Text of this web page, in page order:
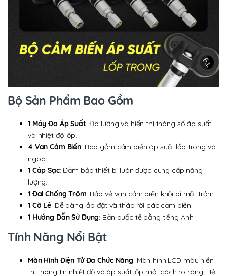
Bộ Sản Phẩm Bao Gồm
1 Máy Đo Áp Suất: Đo lường và hiển thị thông số áp suất
và nhiệt độ lốp.
4 Van Cảm Biến: Bao gồm cảm biến áp suất lốp trong và
ngoài.
1 Cáp Sạc: Đảm bảo thiết bị luôn được cung cấp năng
lượng.
1 Đai Chống Trộm: Bảo vệ van cảm biến khỏi bị mất trộm.
1 Cờ Lê: Dễ dàng lắp đặt và tháo rời các cảm biến.
1 Hướng Dẫn Sử Dụng: Bản quốc tế bằng tiếng Anh.
Tính Năng Nổi Bật
Màn Hình Điện Tử Đa Chức Năng: Màn hình LCD màu hiển
thị thông tin nhiệt độ và áp suất lốp một cách rõ ràng. Hệ